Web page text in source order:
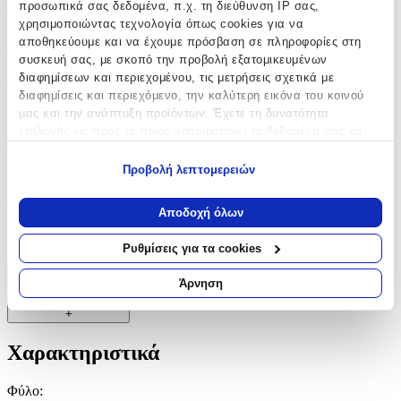
προσωπικά σας δεδομένα, π.χ. τη διεύθυνση IP σας,
χρησιμοποιώντας τεχνολογία όπως cookies για να
αποθηκεύουμε και να έχουμε πρόσβαση σε πληροφορίες στη
συσκευή σας, με σκοπό την προβολή εξατομικευμένων
διαφημίσεων και περιεχομένου, τις μετρήσεις σχετικά με
διαφημίσεις και περιεχόμενο, την καλύτερη εικόνα του κοινού
μας και την ανάπτυξη προϊόντων. Έχετε τη δυνατότητα
Να συλλέξουμε πληροφορίες σχετικά με τη γεωγραφική
σας τοποθεσία, οι οποίες μπορεί να είναι ακριβείς σε
απόσταση μερικών μέτρων
Να αναγνωρίσουμε τη συσκευή σας σαρώνοντας ενεργά
για συγκεκριμένα χαρακτηριστικά (δακτυλικό αποτύπωμα)
Μάθετε περισσότερα σχετικά με τον τρόπο επεξεργασίας των
προσωπικών σας δεδομένων και καθορίστε τις προτιμήσεις σας
ανακαλέσετε τη συγκατάθεσή σας ανά πάσα στιγμή από τη
Προβολή λεπτομερειών
Αποδοχή όλων
Ρυθμίσεις για τα cookies
Άρνηση
στιγμές που θα μείνουν αξέχαστες.
Χαρακτηριστικά
Φύλο:
Αγόρι
Είδος:
Βιβλίο Ευχών
Κατασκευαστής
Riniotis
+
Χαρακτηριστικά
Φύλο: